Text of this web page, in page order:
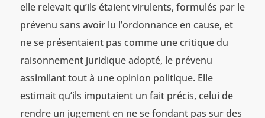
elle relevait qu’ils étaient virulents, formulés par le
prévenu sans avoir lu l’ordonnance en cause, et
ne se présentaient pas comme une critique du
raisonnement juridique adopté, le prévenu
assimilant tout à une opinion politique. Elle
estimait qu’ils imputaient un fait précis, celui de
rendre un jugement en ne se fondant pas sur des